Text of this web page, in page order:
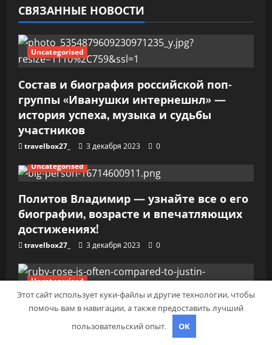
а
п
и
с
я
м
СВЯЗАННЫЕ НОВОСТИ
Uncategorised
Состав и биография российской поп-
группы «Иванушки интернешнл» —
история успеха, музыка и судьбы
участников
travelbox27_ 3 декабря 2023
0
Uncategorised
Политов Владимир — узнайте все о его
биографии, возрасте и впечатляющих
достижениях!
travelbox27_ 3 декабря 2023 0
Uncategorised
Биография Руби Роуз — успешная
музыкальная карьера, личная жизнь и
Этот сайт использует куки-файлы и другие технологии, чтобы
помочь вам в навигации, а также предоставить лучший
пользовательский опыт.
OK